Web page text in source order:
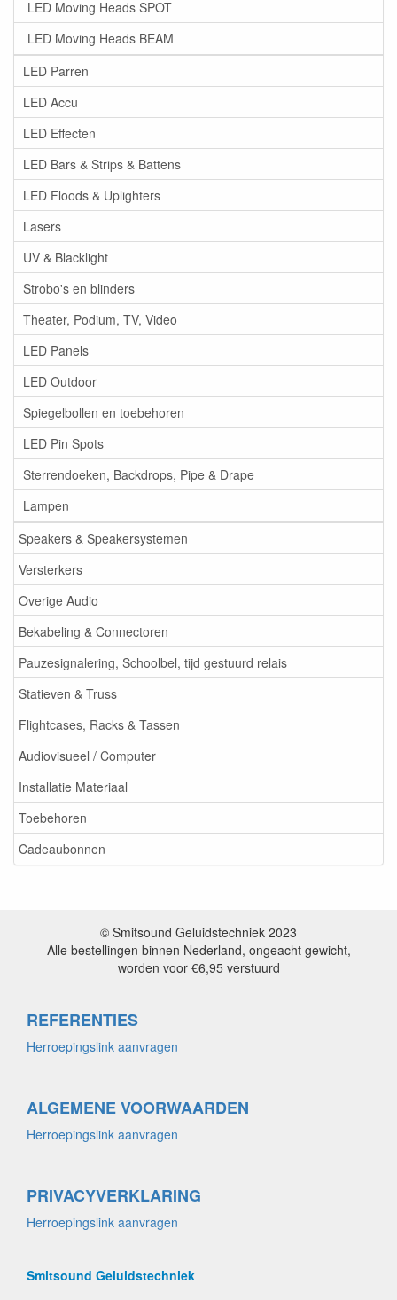
LED Moving Heads SPOT
LED Moving Heads BEAM
LED Parren
LED Accu
LED Effecten
LED Bars & Strips & Battens
LED Floods & Uplighters
Lasers
UV & Blacklight
Strobo's en blinders
Theater, Podium, TV, Video
LED Panels
LED Outdoor
Spiegelbollen en toebehoren
LED Pin Spots
Sterrendoeken, Backdrops, Pipe & Drape
Lampen
Speakers & Speakersystemen
Versterkers
Overige Audio
Bekabeling & Connectoren
Pauzesignalering, Schoolbel, tijd gestuurd relais
Statieven & Truss
Flightcases, Racks & Tassen
Audiovisueel / Computer
Installatie Materiaal
Toebehoren
Cadeaubonnen
© Smitsound Geluidstechniek 2023
Alle bestellingen binnen Nederland, ongeacht gewicht,
worden voor €6,95 verstuurd
REFERENTIES
Herroepingslink aanvragen
ALGEMENE VOORWAARDEN
Herroepingslink aanvragen
PRIVACYVERKLARING
Herroepingslink aanvragen
Smitsound Geluidstechniek